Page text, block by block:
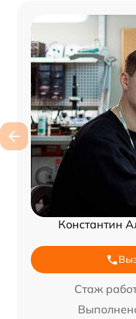
Константин
Стаж